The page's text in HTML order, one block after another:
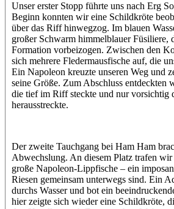
Unser erster Stopp führte uns nach Erg
Beginn konnten wir eine Schildkröte
über das Riff hinwegzog. Im blauen
großer Schwarm himmelblauer Füsiliere,
Formation vorbeizogen. Zwischen den
sich mehrere Fledermausfische auf, die
Ein Napoleon kreuzte unseren Weg und
seine Größe. Zum Abschluss entdeckten
die tief im Riff steckte und nur vorsichtig
herausstreckte.
Der zweite Tauchgang bei Ham Ham
Abwechslung. An diesem Platz trafen
große Napoleon-Lippfische – ein
Riesen gemeinsam unterwegs sind. Ein
durchs Wasser und bot ein
hier zeigte sich wieder eine Schildkröte,